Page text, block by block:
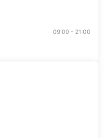
09:00 - 21:00